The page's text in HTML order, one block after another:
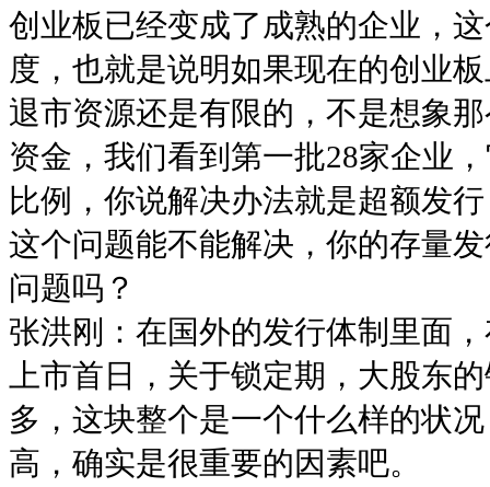
创业板已经变成了成熟的企业，
度，也就是说明如果现在的创业
退市资源还是有限的，不是想象
资金，我们看到第一批28家企业
比例，你说解决办法就是超额发
这个问题能不能解决，你的存量
问题吗？
张洪刚：在国外的发行体制里面
上市首日，关于锁定期，大股东
多，这块整个是一个什么样的状
高，确实是很重要的因素吧。